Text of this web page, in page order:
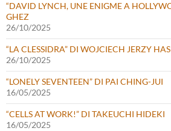
“DAVID LYNCH, UNE ENIGME A
GHEZ
26/10/2025
“LA CLESSIDRA” DI WOJCIECH JERZY HAS
26/10/2025
“LONELY SEVENTEEN” DI PAI CHING-JUI
16/05/2025
“CELLS AT WORK!” DI TAKEUCHI HIDEKI
16/05/2025